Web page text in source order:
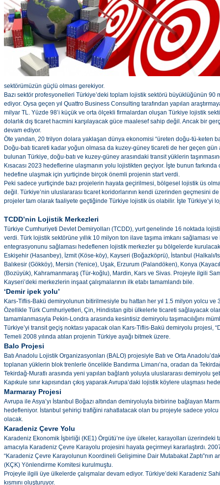
sektörümüzün güçlü olması gerekiyor.
Bazı sektör profesyonelleri Türkiye’deki toplam lojistik sektörü büyüklüğünün 90
ediyor. Oysa geçen yıl Quattro Business Consulting tarafından yapılan
milyar TL. Yüzde 98’i küçük ve orta ölçekli firmalardan oluşan Türkiye lojistik
dolarlık dış ticaret hacmini karşılayacak güce maalesef sahip değil. Ancak bir
devam ediyor.
Öte yandan, 20 trilyon dolara yaklaşan dünya ekonomisi “üreten doğu-tü-keten
Doğu-batı ticareti kadar yoğun olmasa da kuzey-güney ticareti de her geçen gün
bulunan Türkiye, doğu-batı ve kuzey-güney arasındaki transit yüklerin
Kısacası 2023 hedeflerine ulaşmanın yolu lojistikten geçiyor. İşte bunun
hedefine ulaşmak için yurtiçinde birçok önemli projenin start verdi.
Peki sadece yurtiçinde bazı projelerin hayata geçirilmesi, bölgesel lojistik üs
değil. Türkiye’nin uluslararası ticaret koridorlarının kendi üzerinden geçmesini
projeler tam olarak faaliyete geçtiğinde Türkiye lojistik üs olabilir. İşte Türkiye’yi
TCDD’nin Lojistik Merkezleri
Türkiye Cumhuriyeti Devlet Demiryolları (TCDD), yurt genelinde 16 noktada
verdi. Türk lojistik sektörüne yıllık 10 milyon ton ilave taşıma imkanı sağlaması
entegrasyonunu sağlaması hedeflenen lojistik merkezler şu bölgelerde
Eskişehir (Hasanbey), İzmit (Köse-köy), Kayseri (Boğazköprü), İstanbul (Halkalı/
Balıkesir (Gökköy), Mersin (Yenice), Uşak, Erzurum (Palandöken), Konya
(Bozüyük), Kahramanmaraş (Tür-koğlu), Mardin, Kars ve Sivas. Projeyle ilgili
Kayseri’deki merkezlerin inşaat çalışmalarının ilk etabı tamamlandı bile.
‘Demir ipek yolu’
Kars-Tiflis-Bakü demiryolunun bitirilmesiyle bu hattan her yıl 1.5 milyon yolcu ve
Özellikle Türk Cumhuriyetleri, Çin, Hindistan gibi ülkelerle ticareti sağlayacak
tamamlanmasıyla Pekin-Londra arasında kesintisiz demiryolu taşımacılığını
Türkiye’yi transit geçiş noktası yapacak olan Kars-Tiflis-Bakü demiryolu projesi,
Temeli 2008 yılında atılan projenin Türkiye ayağı bitmek üzere.
Balo Projesi
Batı Anadolu Lojistik Organizasyonları (BALO) projesiyle Batı ve Orta
toplanan yüklerin blok trenlerle öncelikle Bandırma Limanı’na, oradan da
Tekirdağ-Muratlı arasında yeni yapılan bağlantı yoluyla uluslararası demiryolu
Kapıkule sınır kapısından çıkış yaparak Avrupa’daki lojistik köylere ulaşması
Marmaray Projesi
Avrupa ile Asya’yı İstanbul Boğazı altından demiryoluyla birbirine bağlayan
hedefleniyor. İstanbul şehiriçi trafiğini rahatlatacak olan bu projeyle sadece yolcu
olacak.
Karadeniz Çevre Yolu
Karadeniz Ekonomik İşbirliği (KE1) Örgütü’ne üye ülkeler, karayolları üzerindeki
amacıyla Karadeniz Çevre Karayolu projesini hayata geçirmeyi kararlaştırdı.
“Karadeniz Çevre Karayolunun Koordineli Gelişimine Dair Mutabakat Zaptı”nın
(KÇK) Yönlendirme Komitesi kurulmuştu.
Projeyle ilgili üye ülkelerde çalışmalar devam ediyor. Türkiye’deki Karadeniz
kısmını oluşturuyor.